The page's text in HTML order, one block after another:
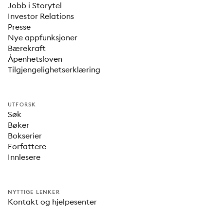
Jobb i Storytel
Investor Relations
Presse
Nye appfunksjoner
Bærekraft
Åpenhetsloven
Tilgjengelighetserklæring
UTFORSK
Søk
Bøker
Bokserier
Forfattere
Innlesere
NYTTIGE LENKER
Kontakt og hjelpesenter